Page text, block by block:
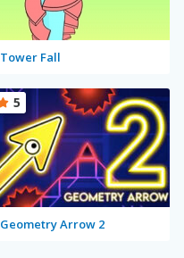
Tower Fall
Geometry Arrow 2
5